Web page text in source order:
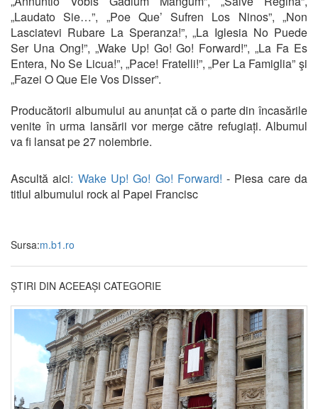
„Laudato Sie…”, „Poe Que’ Sufren Los Ninos”, „Non
Lasciatevi Rubare La Speranza!”, „La Iglesia No Puede
Ser Una Ong!”, „Wake Up! Go! Go! Forward!”, „La Fa Es
Entera, No Se Licua!”, „Pace! Fratelli!”, „Per La Famiglia” şi
„Fazei O Que Ele Vos Disser”.
Producătorii albumului au anunțat că o parte din încasările
venite în urma lansării vor merge către refugiați. Albumul
va fi lansat pe 27 noiembrie.
Ascultă aici: Wake Up! Go! Go! Forward! - Piesa care da
titlul albumului rock al Papei Francisc
Sursa:m.b1.ro
ȘTIRI DIN ACEEAȘI CATEGORIE